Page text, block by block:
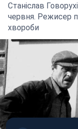
Станіслав
червня. Режисер
хвороби